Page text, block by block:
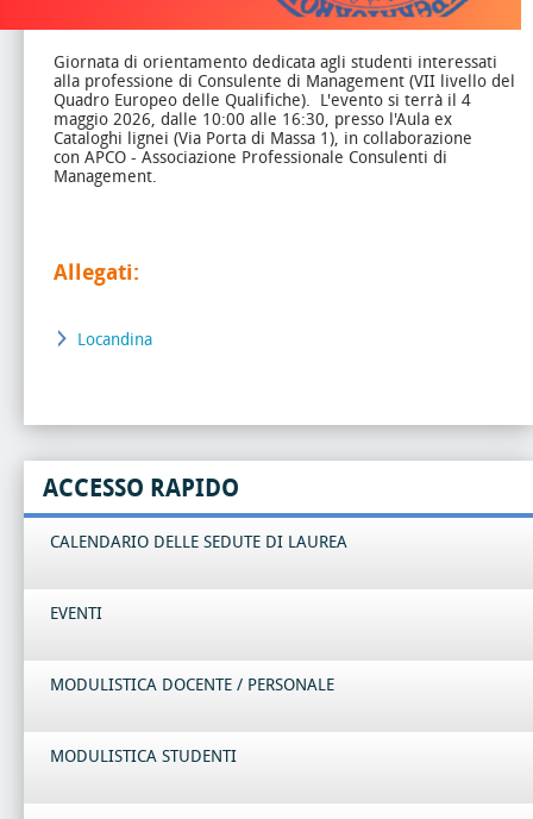
Giornata di orientamento dedicata agli studenti interessati
alla professione di Consulente di Management (VII livello del
Quadro Europeo delle Qualifiche). L'evento si terrà il 4
maggio 2026, dalle 10:00 alle 16:30, presso l'Aula ex
Cataloghi lignei (Via Porta di Massa 1), in collaborazione
con APCO - Associazione Professionale Consulenti di
Management.
Allegati:
Locandina
ACCESSO RAPIDO
CALENDARIO DELLE SEDUTE DI LAUREA
EVENTI
MODULISTICA DOCENTE / PERSONALE
MODULISTICA STUDENTI